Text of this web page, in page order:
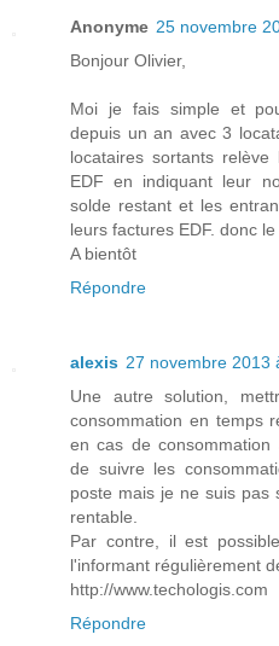
Anonyme 25 novembre
Bonjour Olivier,
Moi je fais simple et
depuis un an avec 3
locataires sortants
EDF en indiquant leur
solde restant et les
leurs factures EDF. donc
A bientôt
Répondre
alexis 27 novembre 2013
Une autre solution,
consommation en temps
en cas de
de suivre les
poste mais je ne suis pas
rentable.
Par contre, il est
l'informant régulièrement
http://www.techologis.com
Répondre